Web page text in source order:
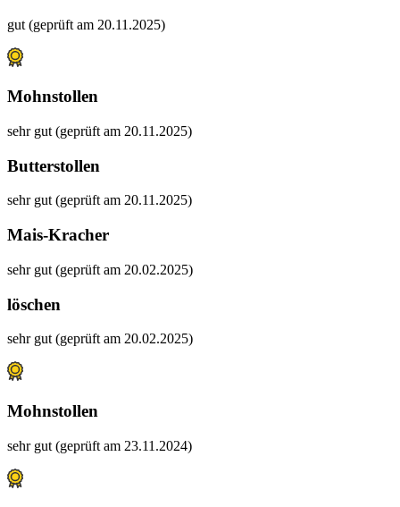
gut (geprüft am 20.11.2025)
Mohnstollen
sehr gut (geprüft am 20.11.2025)
Butterstollen
sehr gut (geprüft am 20.11.2025)
Mais-Kracher
sehr gut (geprüft am 20.02.2025)
löschen
sehr gut (geprüft am 20.02.2025)
Mohnstollen
sehr gut (geprüft am 23.11.2024)